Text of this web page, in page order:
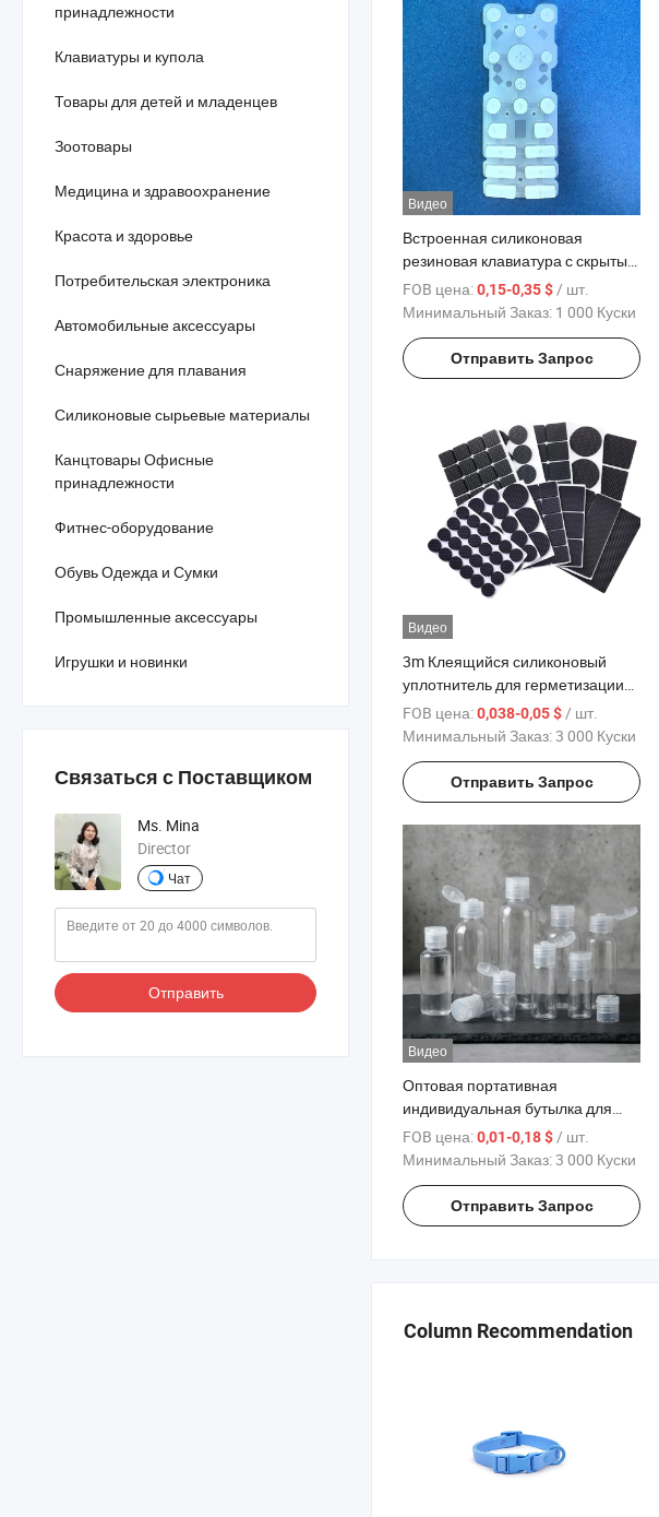
Видео
Встроенная силиконовая
резиновая клавиатура с скрытым
дизайном кнопок для
минималистичных интерфейсов
FOB цена:0,15-0,35 $/ шт.
Минимальный Заказ: 1 000 Куски
Отправить Запрос
Видео
3m Клеящийся силиконовый
уплотнитель для герметизации
индивидуального EVA поролона,
самоклеящийся уплотнитель
FOB цена:0,038-0,05 $/ шт.
Минимальный Заказ:3 000 Куски
Отправить Запрос
Видео
Оптовая портативная
индивидуальная бутылка для
лосьона для путешествий и
повседневного использования,
пластиковая бутылка PET с
разделением
FOB цена:0,01-0,18 $/ шт.
Минимальный Заказ:3 000 Куски
Отправить Запрос
Column Recommendation
принадлежности
Клавиатуры и купола
Товары для детей и младенцев
Зоотовары
Медицина и здравоохранение
Красота и здоровье
Потребительская электроника
Автомобильные аксессуары
Снаряжение для плавания
Силиконовые сырьевые материалы
Канцтовары Офисные
принадлежности
Фитнес-оборудование
Обувь Одежда и Сумки
Промышленные аксессуары
Игрушки и новинки
Связаться с Поставщиком
Ms. Mina
Director
Чат
Отправить